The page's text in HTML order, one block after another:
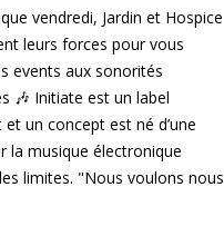
vendredi, Jardin et Hospice
leurs forces pour vous
events aux sonorités
🎶 Initiate est un label
un concept est né d’une
la musique électronique
limites. "Nous voulons nous